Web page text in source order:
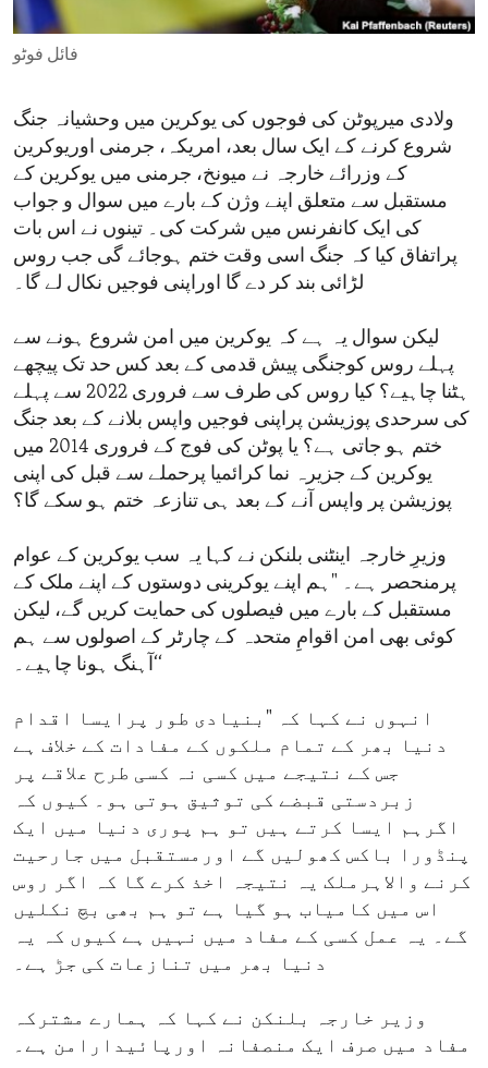
ENVIRONMENT AND HEALTH
IDEALS AND INSTITUTIONS
فائل فوٹو
ولادی میرپوٹن کی فوجوں کی یوکرین میں وحشیانہ جنگ
شروع کرنے کے ایک سال بعد، امریکہ، جرمنی اوریوکرین
کے وزرائے خارجہ نے میونخ، جرمنی میں یوکرین کے
مستقبل سے متعلق اپنے وژن کے بارے میں سوال و جواب
کی ایک کانفرنس میں شرکت کی۔ تینوں نے اس بات
پراتفاق کیا کہ جنگ اسی وقت ختم ہوجائے گی جب روس
لڑائی بند کر دے گا اوراپنی فوجیں نکال لے گا۔
لیکن سوال یہ ہے کہ یوکرین میں امن شروع ہونے سے
پہلے روس کوجنگی پیش قدمی کے بعد کس حد تک پیچھے
ہٹنا چاہیے؟ کیا روس کی طرف سے فروری 2022 سے پہلے
کی سرحدی پوزیشن پراپنی فوجیں واپس بلانے کے بعد جنگ
ختم ہو جاتی ہے؟ یا پوٹن کی فوج کے فروری 2014 میں
یوکرین کے جزیرہ نما کرائمیا پرحملے سے قبل کی اپنی
پوزیشن پر واپس آنے کے بعد ہی تنازعہ ختم ہو سکے گا؟
وزیرِ خارجہ اینٹنی بلنکن نے کہا یہ سب یوکرین کے عوام
پرمنحصر ہے۔ "ہم اپنے یوکرینی دوستوں کے اپنے ملک کے
مستقبل کے بارے میں فیصلوں کی حمایت کریں گے، لیکن
کوئی بھی امن اقوامِ متحدہ کے چارٹر کے اصولوں سے ہم
آہنگ ہونا چاہیے۔‘‘
انہوں نے کہا کہ "بنیادی طور پرایسا اقدام
دنیا بھر کے تمام ملکوں کے مفادات کے خلاف ہے
جس کے نتیجے میں کسی نہ کسی طرح علاقے پر
زبردستی قبضے کی توثیق ہوتی ہو۔ کیوں کہ
اگرہم ایسا کرتے ہیں تو ہم پوری دنیا میں ایک
پنڈورا باکس کھولیں گے اورمستقبل میں جارحیت
کرنے والاہرملک یہ نتیجہ اخذ کرے گا کہ اگر روس
اس میں کامیاب ہو گیا ہے تو ہم بھی بچ نکلیں
گے۔ یہ عمل کسی کے مفاد میں نہیں ہے کیوں کہ یہ
دنیا بھر میں تنازعات کی جڑ ہے۔
وزیر خارجہ بلنکن نے کہا کہ ہمارے مشترکہ
مفاد میں صرف ایک منصفانہ اورپائیدارامن ہے۔